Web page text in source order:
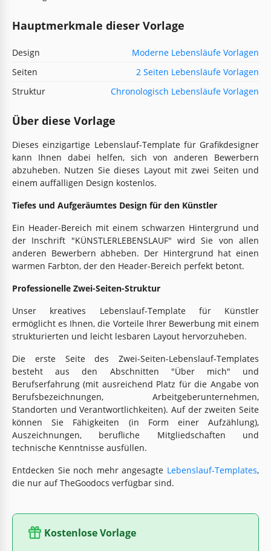
Hauptmerkmale dieser Vorlage
Design
Moderne Lebensläufe Vorlagen
Seiten
2 Seiten Lebensläufe Vorlagen
Struktur
Chronologisch Lebensläufe Vorlagen
Über diese Vorlage
Dieses einzigartige Lebenslauf-Template für Grafikdesigner
kann Ihnen dabei helfen, sich von anderen Bewerbern
abzuheben. Nutzen Sie dieses Layout mit zwei Seiten und
einem auffälligen Design kostenlos.
Tiefes und Aufgeräumtes Design für den Künstler
Ein Header-Bereich mit einem schwarzen Hintergrund und
der Inschrift "KÜNSTLERLEBENSLAUF" wird Sie von allen
anderen Bewerbern abheben. Der Hintergrund hat einen
warmen Farbton, der den Header-Bereich perfekt betont.
Professionelle Zwei-Seiten-Struktur
Unser kreatives Lebenslauf-Template für Künstler
ermöglicht es Ihnen, die Vorteile Ihrer Bewerbung mit einem
strukturierten und leicht lesbaren Layout hervorzuheben.
Die erste Seite des Zwei-Seiten-Lebenslauf-Templates
besteht aus den Abschnitten "Über mich" und
Berufserfahrung (mit ausreichend Platz für die Angabe von
Berufsbezeichnungen, Arbeitgeberunternehmen,
Standorten und Verantwortlichkeiten). Auf der zweiten Seite
können Sie Fähigkeiten (in Form einer Aufzählung),
Auszeichnungen, berufliche Mitgliedschaften und
technische Kenntnisse ausfüllen.
Entdecken Sie noch mehr angesagte Lebenslauf-Templates,
die nur auf TheGoodocs verfügbar sind.
Kostenlose Vorlage